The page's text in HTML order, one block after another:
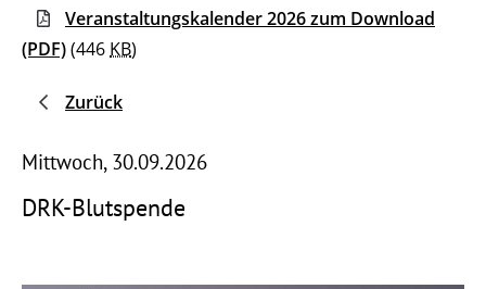
Veranstaltungskalender 2026 zum Download
(PDF)(446 KB)
Zurück
Mittwoch, 30.09.2026
DRK-Blutspende